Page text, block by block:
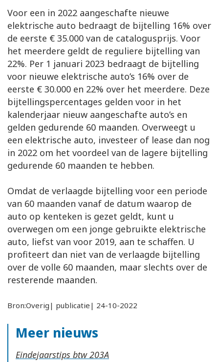
Voor een in 2022 aangeschafte nieuwe
elektrische auto bedraagt de bijtelling 16% over
de eerste € 35.000 van de catalogusprijs. Voor
het meerdere geldt de reguliere bijtelling van
22%. Per 1 januari 2023 bedraagt de bijtelling
voor nieuwe elektrische auto’s 16% over de
eerste € 30.000 en 22% over het meerdere. Deze
bijtellingspercentages gelden voor in het
kalenderjaar nieuw aangeschafte auto’s en
gelden gedurende 60 maanden. Overweegt u
een elektrische auto, investeer of lease dan nog
in 2022 om het voordeel van de lagere bijtelling
gedurende 60 maanden te hebben.
Omdat de verlaagde bijtelling voor een periode
van 60 maanden vanaf de datum waarop de
auto op kenteken is gezet geldt, kunt u
overwegen om een jonge gebruikte elektrische
auto, liefst van voor 2019, aan te schaffen. U
profiteert dan niet van de verlaagde bijtelling
over de volle 60 maanden, maar slechts over de
resterende maanden.
Bron:Overig| publicatie| 24-10-2022
Meer nieuws
Eindejaarstips btw